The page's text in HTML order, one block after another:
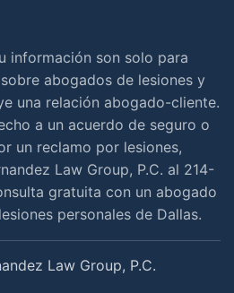
información son solo para
abogados de lesiones y
una relación abogado-cliente.
a un acuerdo de seguro o
un reclamo por lesiones,
Law Group, P.C. al 214-
gratuita con un abogado
personales de Dallas.
Law Group, P.C.